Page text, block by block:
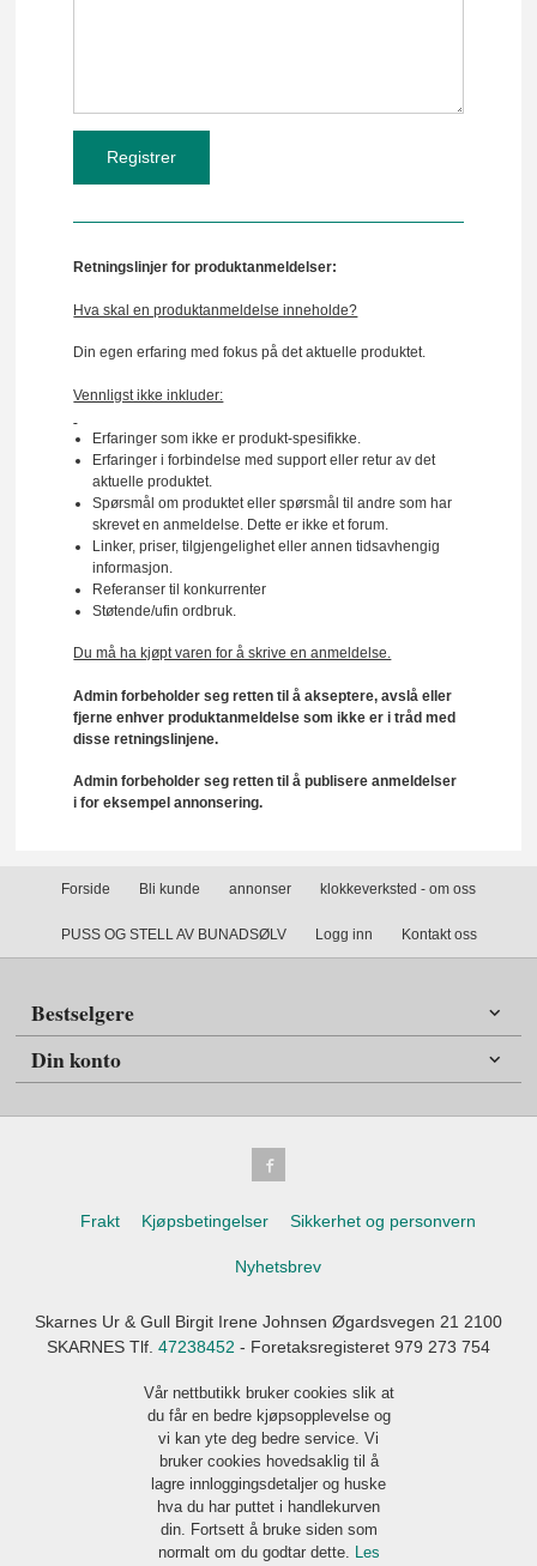
Retningslinjer for produktanmeldelser:
Hva skal en produktanmeldelse inneholde?
Din egen erfaring med fokus på det aktuelle produktet.
Vennligst ikke inkluder:
Erfaringer som ikke er produkt-spesifikke.
Erfaringer i forbindelse med support eller retur av det
aktuelle produktet.
Spørsmål om produktet eller spørsmål til andre som har
skrevet en anmeldelse. Dette er ikke et forum.
Linker, priser, tilgjengelighet eller annen tidsavhengig
informasjon.
Referanser til konkurrenter
Støtende/ufin ordbruk.
Du må ha kjøpt varen for å skrive en anmeldelse.
Admin forbeholder seg retten til å akseptere, avslå eller
fjerne enhver produktanmeldelse som ikke er i tråd med
disse retningslinjene.
Admin forbeholder seg retten til å publisere anmeldelser
i for eksempel annonsering.
Forside Bli kunde annonser klokkeverksted - om oss
PUSS OG STELL AV BUNADSØLV Logg inn Kontakt oss
Bestselgere
Din konto
Frakt Kjøpsbetingelser Sikkerhet og personvern
Nyhetsbrev
Skarnes Ur & Gull Birgit Irene Johnsen Øgardsvegen 21 2100
SKARNES Tlf. 47238452 - Foretaksregisteret 979 273 754
Vår nettbutikk bruker cookies slik at
du får en bedre kjøpsopplevelse og
vi kan yte deg bedre service. Vi
bruker cookies hovedsaklig til å
lagre innloggingsdetaljer og huske
hva du har puttet i handlekurven
din. Fortsett å bruke siden som
normalt om du godtar dette.
Les